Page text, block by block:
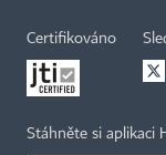
Certifikováno
Stáhněte si aplikaci